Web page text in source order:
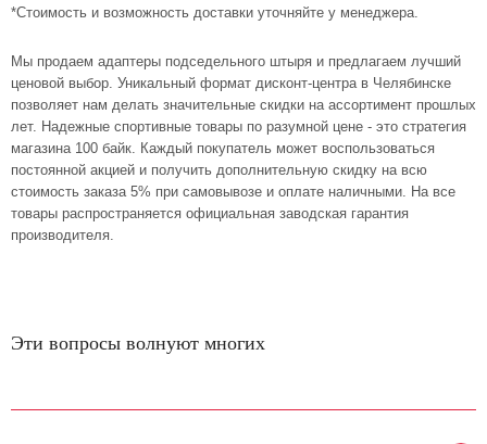
*Стоимость и возможность доставки уточняйте у менеджера.
Мы продаем адаптеры подседельного штыря и предлагаем лучший
ценовой выбор. Уникальный формат дисконт-центра в Челябинске
позволяет нам делать значительные скидки на ассортимент прошлых
лет. Надежные спортивные товары по разумной цене - это стратегия
магазина 100 байк. Каждый покупатель может воспользоваться
постоянной акцией и получить дополнительную скидку на всю
стоимость заказа 5% при самовывозе и оплате наличными. На все
товары распространяется официальная заводская гарантия
производителя.
Эти вопросы волнуют многих